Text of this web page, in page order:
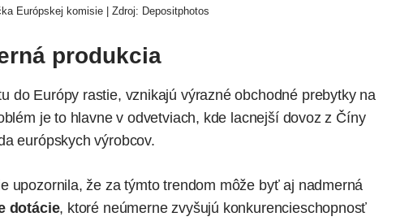
Európskej komisie | Zdroj: Depositphotos
produkcia
do Európy rastie, vznikajú výrazné obchodné prebytky na
je to hlavne v odvetviach, kde lacnejší dovoz z Číny
európskych výrobcov.
upozornila, že za týmto trendom môže byť aj nadmerná
dotácie, ktoré neúmerne zvyšujú konkurencieschopnosť